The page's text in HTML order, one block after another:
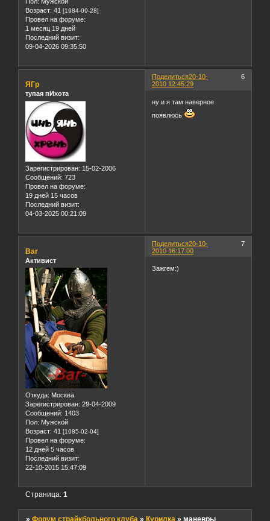
Возраст: 41 [1984-09-28]
Провел на форуме:
1 месяц 19 дней
Последний визит:
09-04-2026 09:35:50
Поделиться 6
20-10-
2010 12:45:29
ЯГр
тупая пИхота
Зарегистрирован: 15-02-2006
Сообщений: 723
Провел на форуме:
19 дней 15 часов
Последний визит:
04-03-2025 00:21:09
ну и я там наверное
появлюсь
Поделиться 7
20-10-
2010 16:17:00
Bar
Активист
Откуда: Москва
Зарегистрирован: 29-04-2009
Сообщений: 1403
Пол: Мужской
Возраст: 41 [1985-02-04]
Провел на форуме:
12 дней 5 часов
Последний визит:
22-10-2015 15:47:09
Зажгем:)
Страница:1